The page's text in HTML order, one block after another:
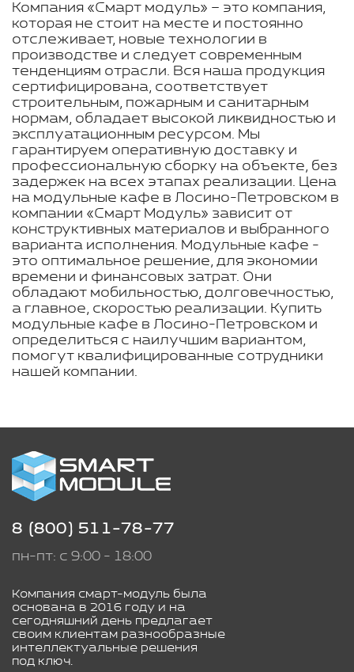
Компания «Смарт модуль» – это компания,
которая не стоит на месте и постоянно
отслеживает, новые технологии в
производстве и следует современным
тенденциям отрасли. Вся наша продукция
сертифицирована, соответствует
строительным, пожарным и санитарным
нормам, обладает высокой ликвидностью и
эксплуатационным ресурсом. Мы
гарантируем оперативную доставку и
профессиональную сборку на объекте, без
задержек на всех этапах реализации. Цена
на модульные кафе в Лосино-Петровском в
компании «Смарт Модуль» зависит от
конструктивных материалов и выбранного
варианта исполнения. Модульные кафе -
это оптимальное решение, для экономии
времени и финансовых затрат. Они
обладают мобильностью, долговечностью,
а главное, скоростью реализации. Купить
модульные кафе в Лосино-Петровском и
определиться с наилучшим вариантом,
помогут квалифицированные сотрудники
нашей компании.
8 (800) 511-78-77
пн-пт: с 9:00 - 18:00
Компания смарт-модуль была
основана в 2016 году и на
сегодняшний день предлагает
своим клиентам разнообразные
интеллектуальные решения
под ключ.